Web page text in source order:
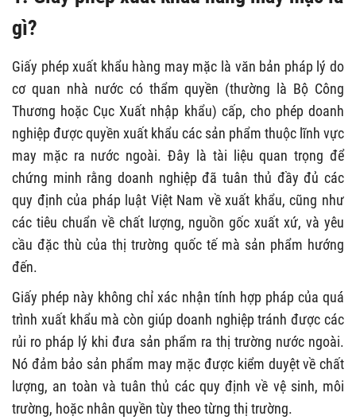
gì?
Giấy phép xuất khẩu hàng may mặc là văn bản pháp lý do
cơ quan nhà nước có thẩm quyền (thường là Bộ Công
Thương hoặc Cục Xuất nhập khẩu) cấp, cho phép doanh
nghiệp được quyền xuất khẩu các sản phẩm thuộc lĩnh vực
may mặc ra nước ngoài. Đây là tài liệu quan trọng để
chứng minh rằng doanh nghiệp đã tuân thủ đầy đủ các
quy định của pháp luật Việt Nam về xuất khẩu, cũng như
các tiêu chuẩn về chất lượng, nguồn gốc xuất xứ, và yêu
cầu đặc thù của thị trường quốc tế mà sản phẩm hướng
đến.
Giấy phép này không chỉ xác nhận tính hợp pháp của quá
trình xuất khẩu mà còn giúp doanh nghiệp tránh được các
rủi ro pháp lý khi đưa sản phẩm ra thị trường nước ngoài.
Nó đảm bảo sản phẩm may mặc được kiểm duyệt về chất
lượng, an toàn và tuân thủ các quy định về vệ sinh, môi
trường, hoặc nhân quyền tùy theo từng thị trường.